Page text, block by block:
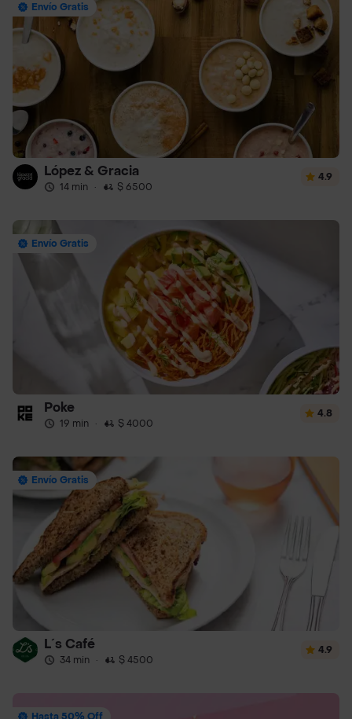
Envío Gratis
López & Gracia
14 min · $ 6500
4.9
Envío Gratis
Poke
19 min · $ 4000
4.8
Envío Gratis
L´s Café
34 min · $ 4500
4.9